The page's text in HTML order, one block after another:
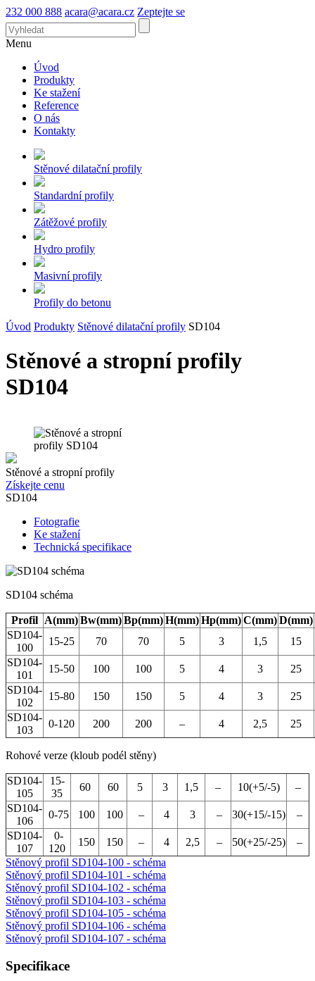
232 000 888 acara@acara.cz Zeptejte se
Menu
Úvod
Produkty
Ke stažení
Reference
O nás
Kontakty
Stěnové dilatační profily
Standardní profily
Zátěžové profily
Hydro profily
Masivní profily
Profily do betonu
Úvod Produkty Stěnové dilatační profily SD104
Stěnové a stropní profily
SD104
Stěnové a stropní profily
Získejte cenu
SD104
Fotografie
Ke stažení
Technická specifikace
SD104 schéma
Profil A(mm)Bw(mm)Bp(mm)H(mm)Hp(mm)C(mm)D(mm)
SD104-
100
15-25 70 70 5 3 1,5
15
SD104-
101
15-50 100 100 5 4 3
25
SD104-
102
15-80 150 150 5 4 3
25
SD104-
103
0-120 200 200 – 4 2,5 25
Rohové verze (kloub podél stěny)
SD104-
105
15-
35
60 60 5 3 1,5 – 10(+5/-5)
–
SD104-
106
0-75 100 100 – 4 3 – 30(+15/-15)
–
SD104-
107
0-
120
150 150 – 4 2,5 – 50(+25/-25)
–
Stěnový profil SD104-100 - schéma
Stěnový profil SD104-101 - schéma
Stěnový profil SD104-102 - schéma
Stěnový profil SD104-103 - schéma
Stěnový profil SD104-105 - schéma
Stěnový profil SD104-106 - schéma
Stěnový profil SD104-107 - schéma
Specifikace